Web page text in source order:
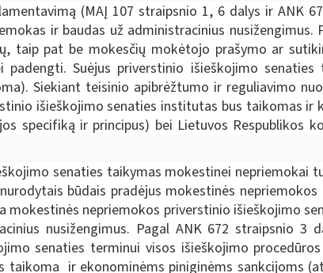
(MAĮ 107 straipsnio 1, 6 dalys ir ANK
ir baudas už administracinius
taip pat be mokesčių mokėtojo prašymo ar
Suėjus priverstinio išieškojimo
Siekiant teisinio apibrėžtumo ir reguliavimo
išieškojimo senaties institutas bus taikomas ir
specifiką ir principus) bei Lietuvos Respublikos
senaties taikymas mokestinei nepriemokai
būdais pradėjus mokestinės
mokestinės nepriemokos priverstinio išieškojimo
nusižengimus. Pagal ANK 672 straipsnio
senaties terminui visos išieškojimo
taikoma ir ekonominėms piniginėms sankcijoms